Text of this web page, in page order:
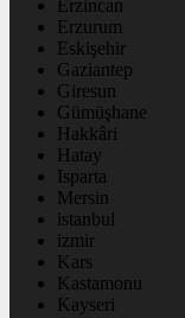
Erzincan
Erzurum
Eskişehir
Gaziantep
Giresun
Gümüşhane
Hakkâri
Hatay
Isparta
Mersin
istanbul
izmir
Kars
Kastamonu
Kayseri